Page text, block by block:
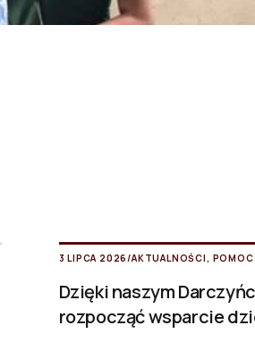
3 LIPCA 2026/AKTUALNOŚCI,
Dzięki naszym
rozpocząć wsparcie